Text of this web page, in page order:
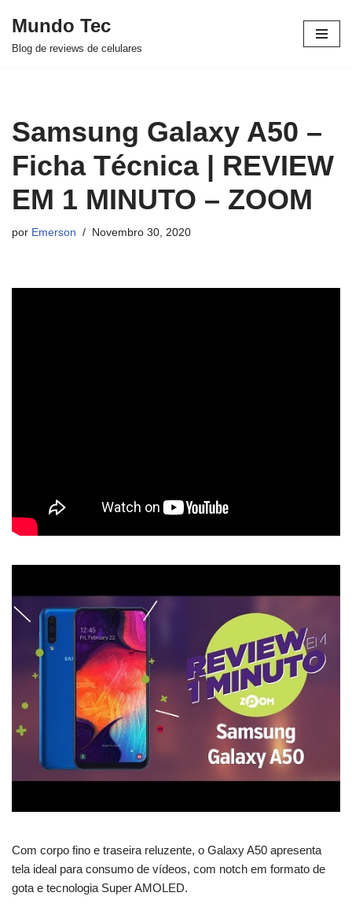
Avançar
Mundo Tec
Blog de reviews de celulares
Samsung Galaxy A50 –
Ficha Técnica | REVIEW
EM 1 MINUTO – ZOOM
por Emerson Novembro 30, 2020
Com corpo fino e traseira reluzente, o Galaxy A50 apresenta
tela ideal para consumo de vídeos, com notch em formato de
gota e tecnologia Super AMOLED.